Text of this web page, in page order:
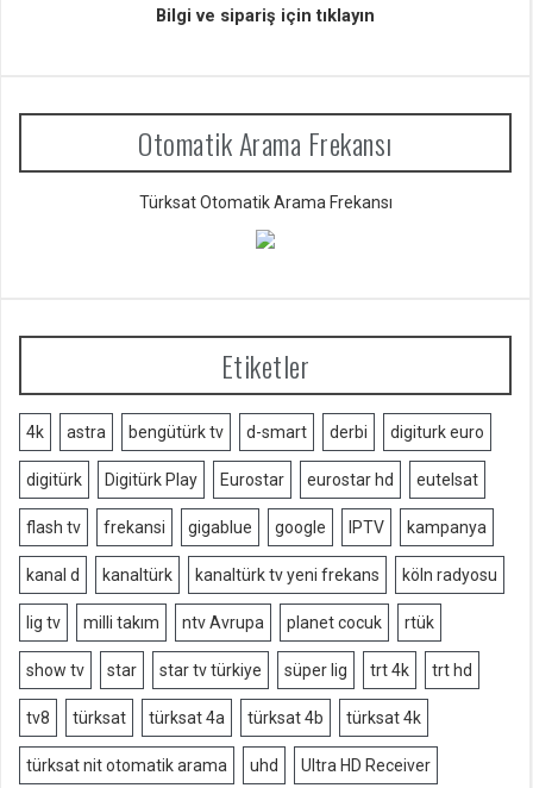
Bilgi ve sipariş için tıklayın
Otomatik Arama Frekansı
Türksat Otomatik Arama Frekansı
Etiketler
4k astra bengütürk tv d-smart derbi digiturk euro
digitürk Digitürk Play Eurostar eurostar hd eutelsat
flash tv frekansi gigablue google IPTV kampanya
kanal d kanaltürk kanaltürk tv yeni frekans köln radyosu
lig tv milli takım ntv Avrupa planet cocuk rtük
show tv star star tv türkiye süper lig trt 4k trt hd
tv8 türksat türksat 4a türksat 4b türksat 4k
türksat nit otomatik arama uhd Ultra HD Receiver